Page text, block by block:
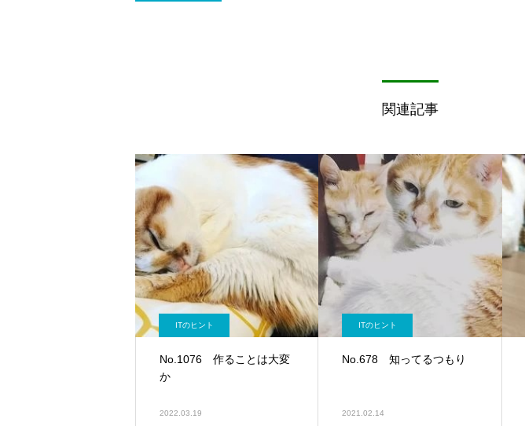
関連記事
ITのヒント
No.1076 作ることは大変
か
2022.03.19
ITのヒント
No.678 知ってるつもり
2021.02.14